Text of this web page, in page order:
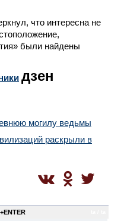
что интересна не
были найдены
дзен
могилу ведьмы
раскрыли в